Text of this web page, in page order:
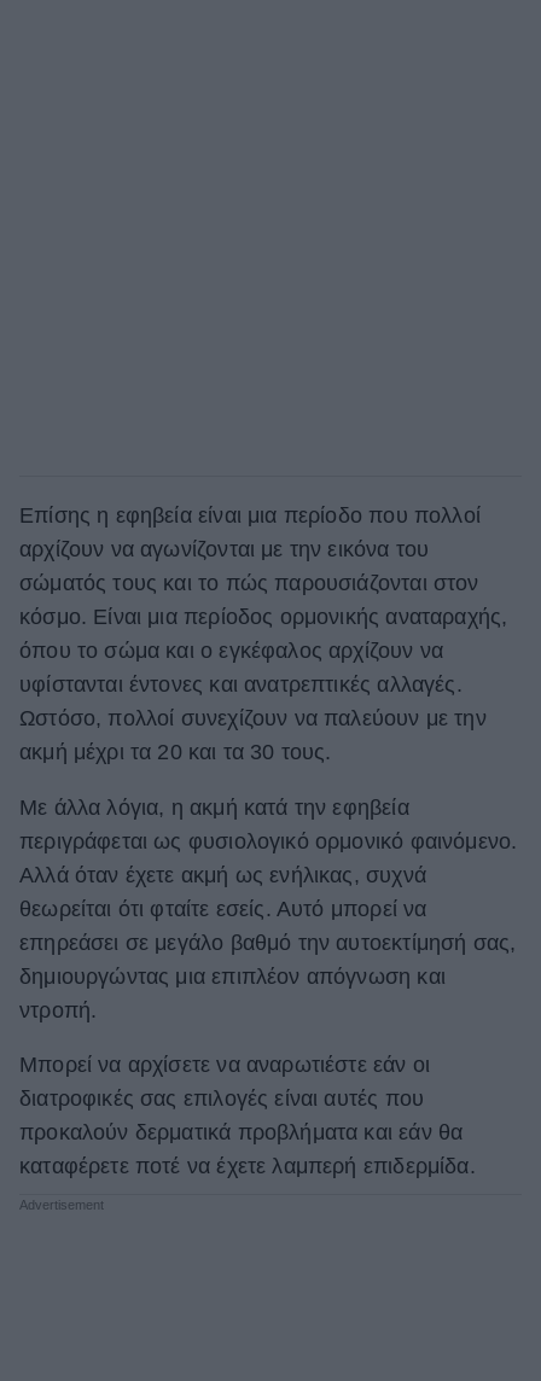
Επίσης η εφηβεία είναι μια περίοδο που πολλοί
αρχίζουν να αγωνίζονται με την εικόνα του
σώματός τους και το πώς παρουσιάζονται στον
κόσμο. Είναι μια περίοδος ορμονικής αναταραχής,
όπου το σώμα και ο εγκέφαλος αρχίζουν να
υφίστανται έντονες και ανατρεπτικές αλλαγές.
Ωστόσο, πολλοί συνεχίζουν να παλεύουν με την
ακμή μέχρι τα 20 και τα 30 τους.
Με άλλα λόγια, η ακμή κατά την εφηβεία
περιγράφεται ως φυσιολογικό ορμονικό φαινόμενο.
Αλλά όταν έχετε ακμή ως ενήλικας, συχνά
θεωρείται ότι φταίτε εσείς. Αυτό μπορεί να
επηρεάσει σε μεγάλο βαθμό την αυτοεκτίμησή σας,
δημιουργώντας μια επιπλέον απόγνωση και
ντροπή.
Μπορεί να αρχίσετε να αναρωτιέστε εάν οι
διατροφικές σας επιλογές είναι αυτές που
προκαλούν δερματικά προβλήματα και εάν θα
καταφέρετε ποτέ να έχετε λαμπερή επιδερμίδα.